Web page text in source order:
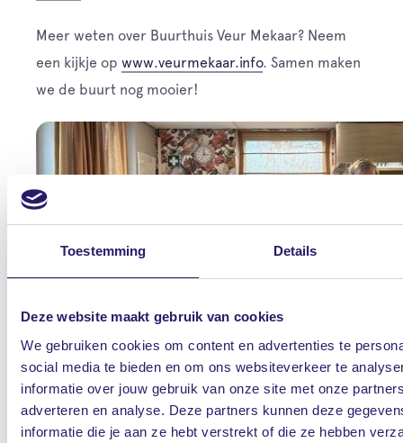
Toestemming Details
Deze website maakt gebruik van cookies
We gebruiken cookies om content en advertenties te
social media te bieden en om ons websiteverkeer te
informatie over jouw gebruik van onze site met onze
adverteren en analyse. Deze partners kunnen deze
informatie die je aan ze hebt verstrekt of die ze hebben
Meer weten over Buurthuis Veur Mekaar? Neem
een kijkje op www.veurmekaar.info. Samen maken
we de buurt nog mooier!